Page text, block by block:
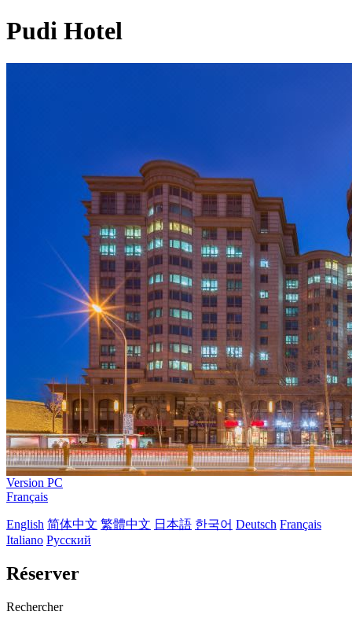
Pudi Hotel
Version PC
Français
English 简体中文 繁體中文 日本語 한국어 Deutsch Français
Italiano Русский
Réserver
Rechercher